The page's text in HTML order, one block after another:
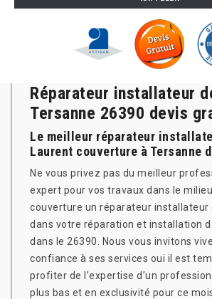
Réparateur installateur
Tersanne 26390 devis
Le meilleur réparateur
Laurent couverture à Tersanne
Ne vous privez pas du meilleur
expert pour vos travaux dans le
couverture un réparateur installateur
dans votre réparation et installation
dans le 26390. Nous vous invitons
confiance à ses services oui il est
profiter de l’expertise d’un
plus bas et en exclusivité pour ce